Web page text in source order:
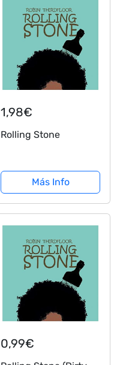
1,98€
Rolling Stone
Más Info
0,99€